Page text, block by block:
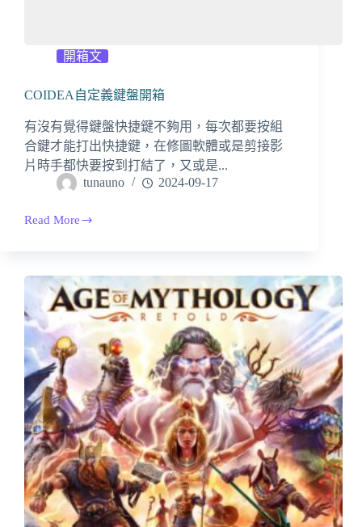
開箱文
COIDEA自定義鍵盤開箱
有沒有覺得鍵盤快捷鍵不夠用，每次都要按組
合鍵才能打出快捷鍵，在修圖軟體或是剪接影
片時手都快要按到打結了，又或是...
tunauno
2024-09-17
Read More
COIDEA
義
盤
開
箱